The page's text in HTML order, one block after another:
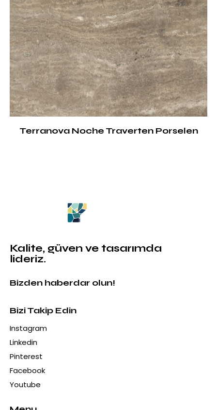
Terranova Noche Traverten Porselen
Kalite, güven ve tasarımda
lideriz.
Bizden haberdar olun!
Bizi Takip Edin
Instagram
Linkedin
Pinterest
Facebook
Youtube